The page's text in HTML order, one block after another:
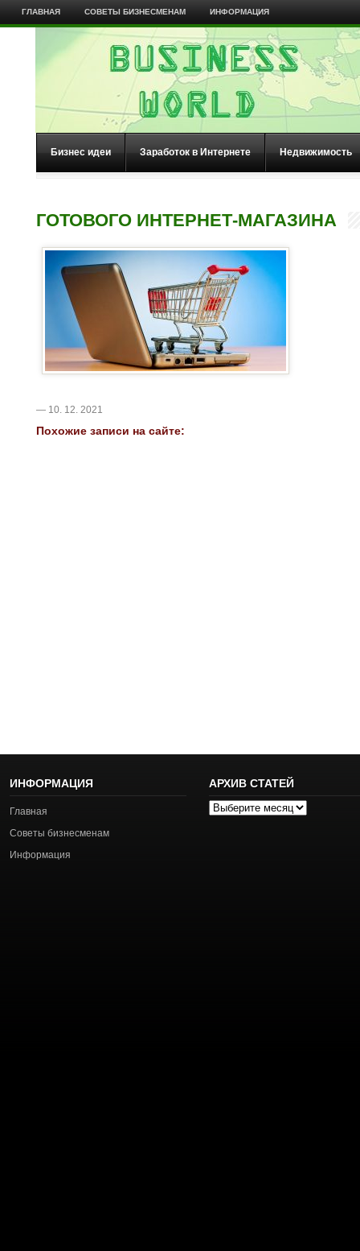
ГЛАВНАЯ СОВЕТЫ БИЗНЕСМЕНАМ ИНФОРМАЦИЯ
Бизнес идеи Заработок в Интернете Недвижимость
ГОТОВОГО ИНТЕРНЕТ-МАГАЗИНА
— 10. 12. 2021
Похожие записи на сайте:
ИНФОРМАЦИЯ
Главная
Советы бизнесменам
Информация
АРХИВ СТАТЕЙ
Архив